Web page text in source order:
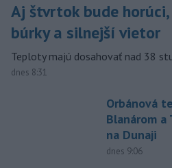
Aj štvrtok bude
búrky a silnejší vietor
Teploty majú dosahovať nad 38
dnes 8:31
Orbánová
Blanárom a
na Dunaji
dnes 9:06